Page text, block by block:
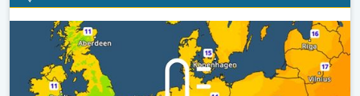
Des nuits plus fraîches en perspective. Europe occidentale. . .